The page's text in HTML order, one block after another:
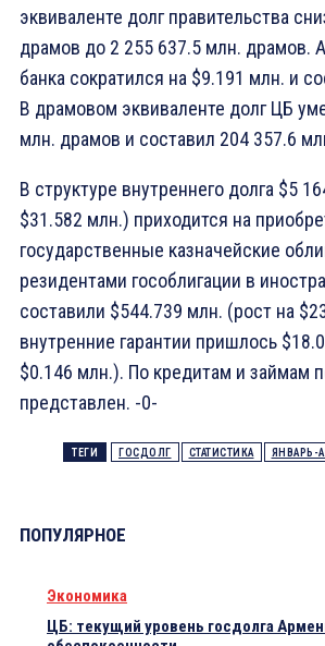
эквиваленте долг правительства
драмов до 2 255 637.5 млн. драмов.
банка сократился на $9.191 млн. и
В драмовом эквиваленте долг ЦБ
млн. драмов и составил 204 357.6
В структуре внутреннего долга $5
$31.582 млн.) приходится на
государственные казначейские
резидентами гособлигации в
составили $544.739 млн. (рост на
внутренние гарантии пришлось
$0.146 млн.). По кредитам и займам
представлен. -0-
ТЕГИ ГОСДОЛГ СТАТИСТИКА ЯНВАРЬ-
ПОПУЛЯРНОЕ
Экономика
ЦБ: текущий уровень госдолга